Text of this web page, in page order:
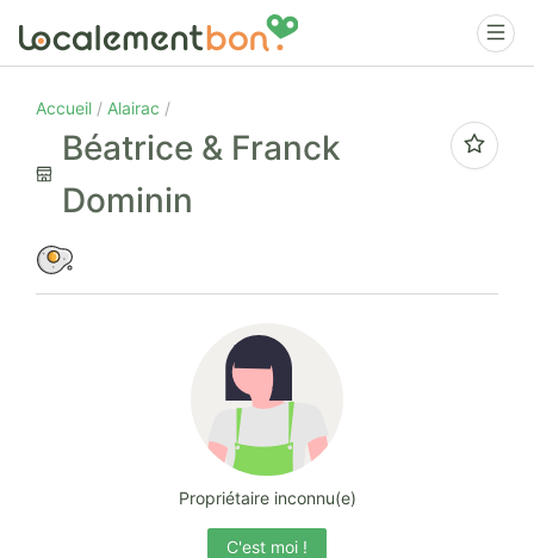
Accueil Alairac
Béatrice & Franck
Dominin
Propriétaire inconnu(e)
C'est moi !